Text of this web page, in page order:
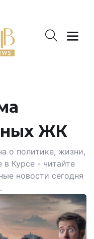
ЖК
о политике, жизни,
в Курсе - читайте
новости сегодня